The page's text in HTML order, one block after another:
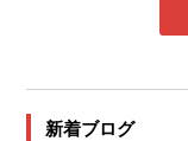
新着ブログ